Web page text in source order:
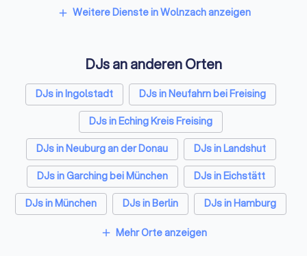
Freie Redner in Wolnzach
add Weitere Dienste in Wolnzach anzeigen
DJs an anderen Orten
DJs in Ingolstadt
DJs in Neufahrn bei Freising
DJs in Eching Kreis Freising
DJs in Neuburg an der Donau
DJs in Landshut
DJs in Garching bei München
DJs in Eichstätt
DJs in München
DJs in Berlin
DJs in Hamburg
DJs in Köln
DJs in Frankfurt am Main
add Mehr Orte anzeigen